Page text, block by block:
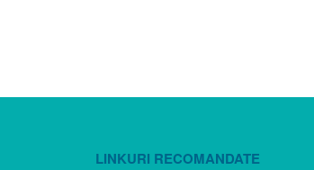
LINKURI RECOMANDATE